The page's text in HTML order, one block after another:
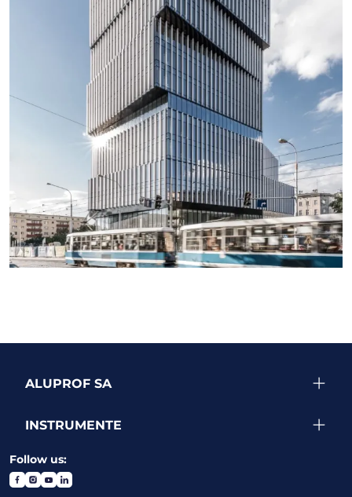
SEE MORE PROJECTS
ALUPROF SA
INSTRUMENTE
Follow us: